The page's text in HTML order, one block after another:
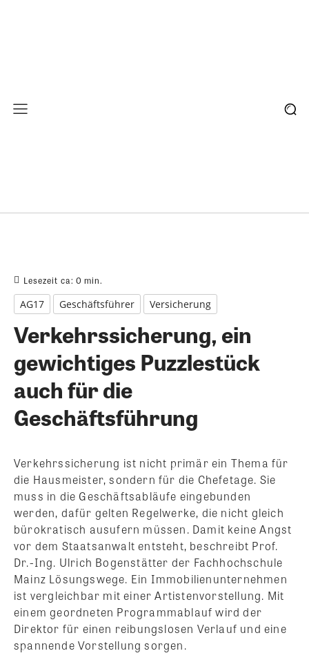
Lesezeit ca: 0 min.
AG17 Geschäftsführer Versicherung
Verkehrssicherung, ein
gewichtiges Puzzlestück
auch für die
Geschäftsführung
Verkehrssicherung ist nicht primär ein Thema für
die Hausmeister, sondern für die Chefetage. Sie
muss in die Geschäftsabläufe eingebunden
werden, dafür gelten Regelwerke, die nicht gleich
bürokratisch ausufern müssen. Damit keine Angst
vor dem Staatsanwalt entsteht, beschreibt Prof.
Dr.-Ing. Ulrich Bogenstätter der Fachhochschule
Mainz Lösungswege. Ein Immobilienunternehmen
ist vergleichbar mit einer Artistenvorstellung. Mit
einem geordneten Programmablauf wird der
Direktor für einen reibungslosen Verlauf und eine
spannende Vorstellung sorgen.